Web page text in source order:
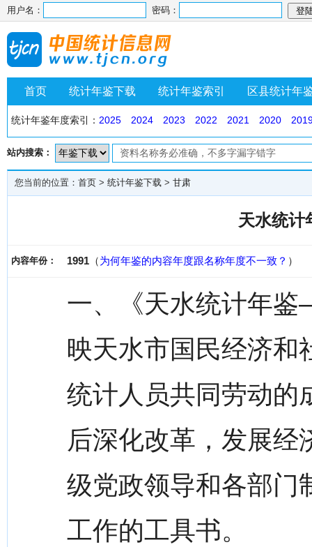
用户名： 密码：
首页 统计年鉴下载 统计年鉴索引 区县统计年
统计年鉴年度索引： 2025 2024 2023 2022 2021 2020
站内搜索：
您当前的位置： 首页 > 统计年鉴下载 > 甘肃
天水统计
内容年份： 1991 （为何年鉴的内容年度跟名称年度不一致？ ）
一、《天水统计年
映天水市国民经济和
统计人员共同劳动的
后深化改革，发展经
级党政领导和各部门
工作的工具书。